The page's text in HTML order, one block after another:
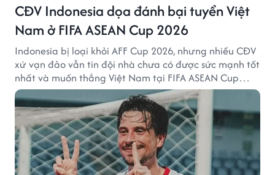
CĐV Indonesia dọa đánh bại tuyển Việt
Nam ở FIFA ASEAN Cup 2026
Indonesia bị loại khỏi AFF Cup 2026, nhưng nhiều CĐV
xứ vạn đảo vẫn tin đội nhà chưa có được sức mạnh tốt
nhất và muốn thắng Việt Nam tại FIFA ASEAN Cup
2026.